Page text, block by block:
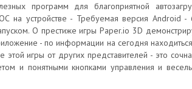
программ для благоприятной
на устройстве - Требуемая версия Android -
О престиже игры Paper.io 3D
- по информации на сегодня
этой игры от других представителей - это
и понятными кнопками управления и